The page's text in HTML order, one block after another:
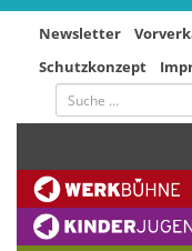
Newsletter
Schutzkonzept